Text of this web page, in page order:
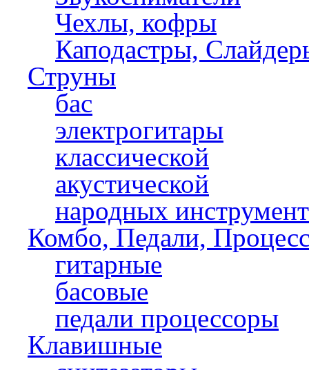
Чехлы, кофры
Каподастры,
Струны
бас
электрогитары
классической
акустической
народных
Комбо, Педали,
гитарные
басовые
педали процессоры
Клавишные